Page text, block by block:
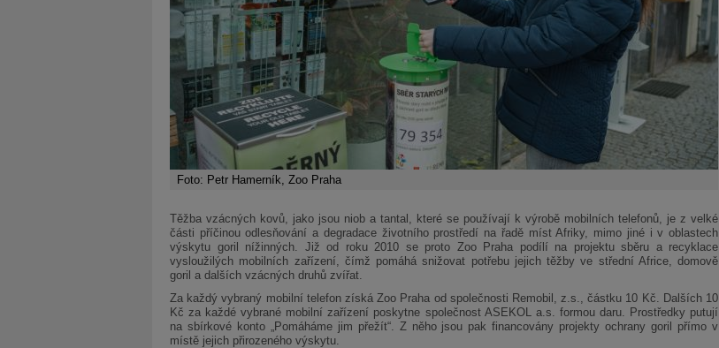
Foto: Petr Hamerník, Zoo Praha
Těžba vzácných kovů, jako jsou niob a tantal, které se používají k výrobě mobilních telefonů, je z velké
části příčinou odlesňování a degradace životního prostředí na řadě míst Afriky, mimo jiné i v oblastech
výskytu goril nížinných. Již od roku 2010 se proto Zoo Praha podílí na projektu sběru a recyklace
vysloužilých mobilních zařízení, čímž pomáhá snižovat potřebu jejich těžby ve střední Africe, domově
goril a dalších vzácných druhů zvířat.
Za každý vybraný mobilní telefon získá Zoo Praha od společnosti Remobil, z.s., částku 10 Kč. Dalších 10
Kč za každé vybrané mobilní zařízení poskytne společnost ASEKOL a.s. formou daru. Prostředky putují
na sbírkové konto „Pomáháme jim přežít“. Z něho jsou pak financovány projekty ochrany goril přímo v
místě jejich přirozeného výskytu.